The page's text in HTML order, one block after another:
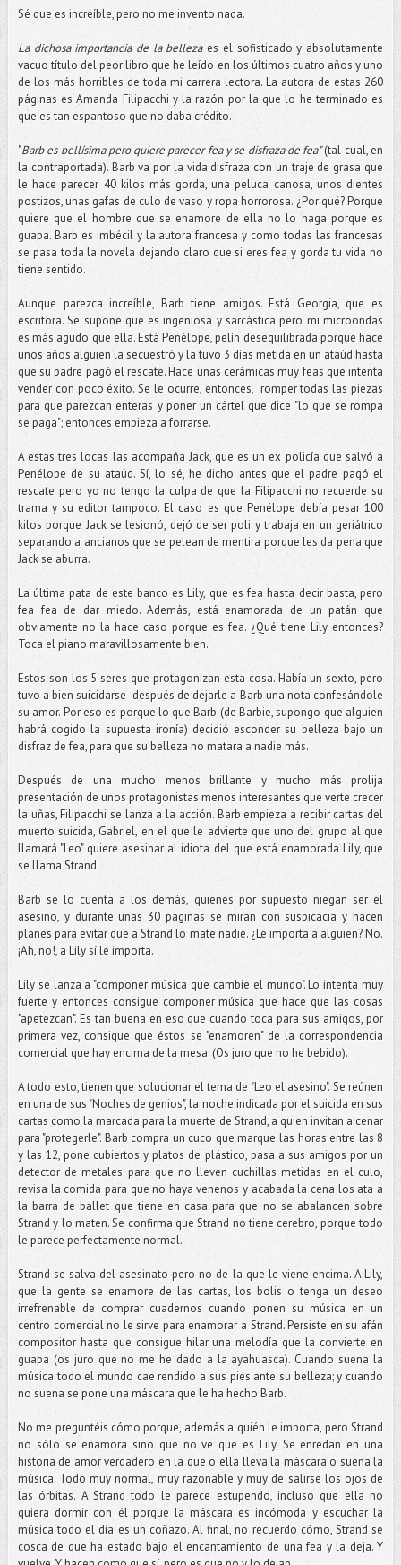
Sé que es increíble, pero no me invento nada.
La dichosa importancia de la bellezaes el sofisticado y absolutamente
vacuo título del peor libro que he leído en los últimos cuatro años y uno
de los más horribles de toda mi carrera lectora. La autora de estas 260
páginas es Amanda Filipacchi y la razón por la que lo he terminado es
que es tan espantoso que no daba crédito.
"Barb es bellísima pero quiere parecer fea y se disfraza de fea"(tal cual, en
la contraportada). Barb va por la vida disfraza con un traje de grasa que
le hace parecer 40 kilos más gorda, una peluca canosa, unos dientes
postizos, unas gafas de culo de vaso y ropa horrorosa. ¿Por qué? Porque
quiere que el hombre que se enamore de ella no lo haga porque es
guapa. Barb es imbécil y la autora francesa y como todas las francesas
se pasa toda la novela dejando claro que si eres fea y gorda tu vida no
tiene sentido.
Aunque parezca increíble, Barb tiene amigos. Está Georgia, que es
escritora. Se supone que es ingeniosa y sarcástica pero mi microondas
es más agudo que ella. Está Penélope, pelín desequilibrada porque hace
unos años alguien la secuestró y la tuvo 3 días metida en un ataúd hasta
que su padre pagó el rescate. Hace unas cerámicas muy feas que intenta
vender con poco éxito. Se le ocurre, entonces, romper todas las piezas
para que parezcan enteras y poner un cártel que dice "lo que se rompa
se paga"; entonces empieza a forrarse.
A estas tres locas las acompaña Jack, que es un ex policía que salvó a
Penélope de su ataúd. Sí, lo sé, he dicho antes que el padre pagó el
rescate pero yo no tengo la culpa de que la Filipacchi no recuerde su
trama y su editor tampoco. El caso es que Penélope debía pesar 100
kilos porque Jack se lesionó, dejó de ser poli y trabaja en un geriátrico
separando a ancianos que se pelean de mentira porque les da pena que
Jack se aburra.
La última pata de este banco es Lily, que es fea hasta decir basta, pero
fea fea de dar miedo. Además, está enamorada de un patán que
obviamente no la hace caso porque es fea. ¿Qué tiene Lily entonces?
Toca el piano maravillosamente bien.
Estos son los 5 seres que protagonizan esta cosa. Había un sexto, pero
tuvo a bien suicidarse después de dejarle a Barb una nota confesándole
su amor. Por eso es porque lo que Barb (de Barbie, supongo que alguien
habrá cogido la supuesta ironía) decidió esconder su belleza bajo un
disfraz de fea, para que su belleza no matara a nadie más.
Después de una mucho menos brillante y mucho más prolija
presentación de unos protagonistas menos interesantes que verte crecer
la uñas, Filipacchi se lanza a la acción. Barb empieza a recibir cartas del
muerto suicida, Gabriel, en el que le advierte que uno del grupo al que
llamará "Leo" quiere asesinar al idiota del que está enamorada Lily, que
se llama Strand.
Barb se lo cuenta a los demás, quienes por supuesto niegan ser el
asesino, y durante unas 30 páginas se miran con suspicacia y hacen
planes para evitar que a Strand lo mate nadie. ¿Le importa a alguien? No.
¡Ah, no!, a Lily sí le importa.
Lily se lanza a "componer música que cambie el mundo". Lo intenta muy
fuerte y entonces consigue componer música que hace que las cosas
"apetezcan". Es tan buena en eso que cuando toca para sus amigos, por
primera vez, consigue que éstos se "enamoren" de la correspondencia
comercial que hay encima de la mesa. (Os juro que no he bebido).
A todo esto, tienen que solucionar el tema de "Leo el asesino". Se reúnen
en una de sus "Noches de genios", la noche indicada por el suicida en sus
cartas como la marcada para la muerte de Strand, a quien invitan a cenar
para "protegerle". Barb compra un cuco que marque las horas entre las 8
y las 12, pone cubiertos y platos de plástico, pasa a sus amigos por un
detector de metales para que no lleven cuchillas metidas en el culo,
revisa la comida para que no haya venenos y acabada la cena los ata a
la barra de ballet que tiene en casa para que no se abalancen sobre
Strand y lo maten. Se confirma que Strand no tiene cerebro, porque todo
le parece perfectamente normal.
Strand se salva del asesinato pero no de la que le viene encima. A Lily,
que la gente se enamore de las cartas, los bolis o tenga un deseo
irrefrenable de comprar cuadernos cuando ponen su música en un
centro comercial no le sirve para enamorar a Strand. Persiste en su afán
compositor hasta que consigue hilar una melodía que la convierte en
guapa (os juro que no me he dado a la ayahuasca). Cuando suena la
música todo el mundo cae rendido a sus pies ante su belleza; y cuando
no suena se pone una máscara que le ha hecho Barb.
No me preguntéis cómo porque, además a quién le importa, pero Strand
no sólo se enamora sino que no ve que es Lily. Se enredan en una
historia de amor verdadero en la que o ella lleva la máscara o suena la
música. Todo muy normal, muy razonable y muy de salirse los ojos de
las órbitas. A Strand todo le parece estupendo, incluso que ella no
quiera dormir con él porque la máscara es incómoda y escuchar la
música todo el día es un coñazo. Al final, no recuerdo cómo, Strand se
cosca de que ha estado bajo el encantamiento de una fea y la deja. Y